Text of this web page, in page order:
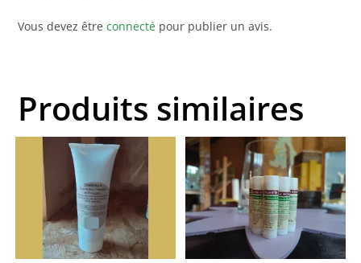
Vous devez êtreconnecté pour publier un avis.
Produits similaires